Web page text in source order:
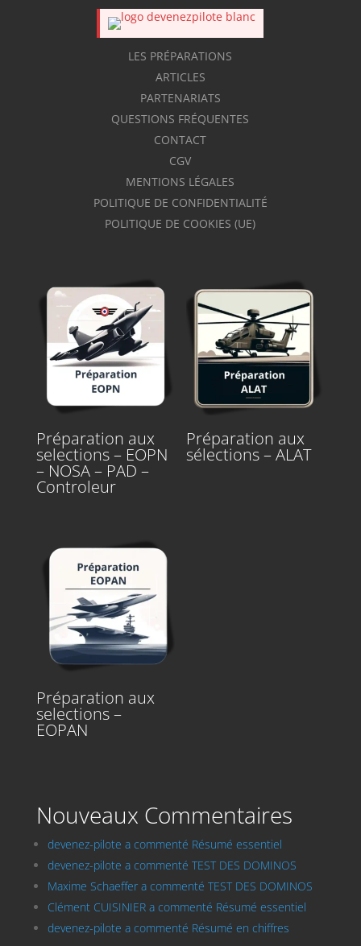
LES PRÉPARATIONS
ARTICLES
PARTENARIATS
QUESTIONS FRÉQUENTES
CONTACT
CGV
MENTIONS LÉGALES
POLITIQUE DE CONFIDENTIALITÉ
POLITIQUE DE COOKIES (UE)
Préparation aux
selections – EOPN
– NOSA – PAD –
Controleur
Préparation aux
sélections – ALAT
Préparation aux
selections –
EOPAN
Nouveaux Commentaires
devenez-pilote a commenté Résumé essentiel
devenez-pilote a commenté TEST DES DOMINOS
Maxime Schaeffer a commenté TEST DES DOMINOS
Clément CUISINIER a commenté Résumé essentiel
devenez-pilote a commenté Résumé en chiffres